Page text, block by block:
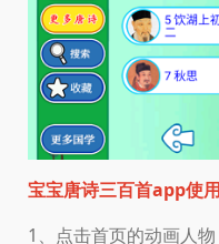
宝宝唐诗三百首app使
1、点击首页的动画人物